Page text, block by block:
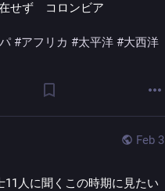
せず　コロンビア
#アフリカ #太平洋 #大西洋
Feb 3
人に聞くこの時期に見たい